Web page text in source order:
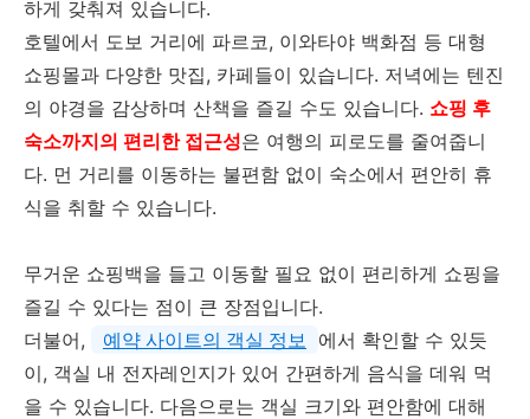
하게 갖춰져 있습니다.
호텔에서 도보 거리에 파르코, 이와타야 백화점 등 대형
쇼핑몰과 다양한 맛집, 카페들이 있습니다. 저녁에는 텐진
의 야경을 감상하며 산책을 즐길 수도 있습니다. 쇼핑 후
숙소까지의 편리한 접근성은 여행의 피로도를 줄여줍니
다. 먼 거리를 이동하는 불편함 없이 숙소에서 편안히 휴
식을 취할 수 있습니다.
무거운 쇼핑백을 들고 이동할 필요 없이 편리하게 쇼핑을
즐길 수 있다는 점이 큰 장점입니다.
더불어,
예약 사이트의 객실 정보
에서 확인할 수 있듯
이, 객실 내 전자레인지가 있어 간편하게 음식을 데워 먹
을 수 있습니다. 다음으로는 객실 크기와 편안함에 대해